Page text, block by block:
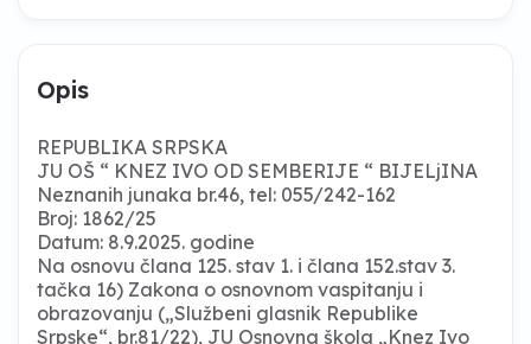
Opis
REPUBLIKA SRPSKA
JU OŠ “ KNEZ IVO OD SEMBERIJE “ BIJELjINA
Neznanih junaka br.46, tel: 055/242-162
Broj: 1862/25
Datum: 8.9.2025. godine
Na osnovu člana 125. stav 1. i člana 152.stav 3.
tačka 16) Zakona o osnovnom vaspitanju i
obrazovanju („Službeni glasnik Republike
Srpske“, br.81/22), JU Osnovna škola „Knez Ivo